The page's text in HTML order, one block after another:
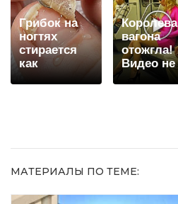
Грибок на
ногтях
стирается
как
ластиком!
Королева
вагона
отожгла!
Видео не
оставит
МАТЕРИАЛЫ ПО ТЕМЕ: